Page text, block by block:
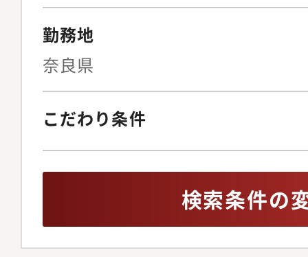
計、リーガルテック
株主総会の事務局運
化内部通報制度の整
イアンス違反発生時
ISMSを含む、全社情
報保護体制の監督◆事
ンス文化の醸成労働
勤務地
奈良県
こだわり条件
検索条件の